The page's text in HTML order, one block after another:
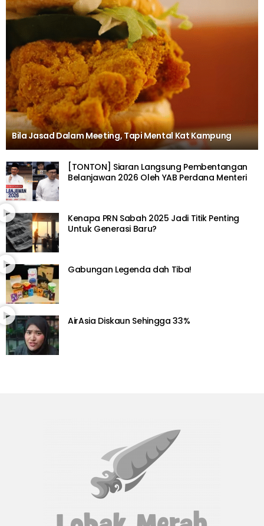
Bila Jasad Dalam Meeting, Tapi Mental Kat Kampung
[TONTON] Siaran Langsung Pembentangan
Belanjawan 2026 Oleh YAB Perdana Menteri
Kenapa PRN Sabah 2025 Jadi Titik Penting
Untuk Generasi Baru?
Gabungan Legenda dah Tiba!
AirAsia Diskaun Sehingga 33%